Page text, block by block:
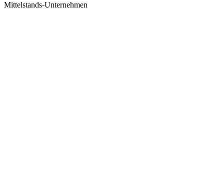
Mittelstands-Unternehmen